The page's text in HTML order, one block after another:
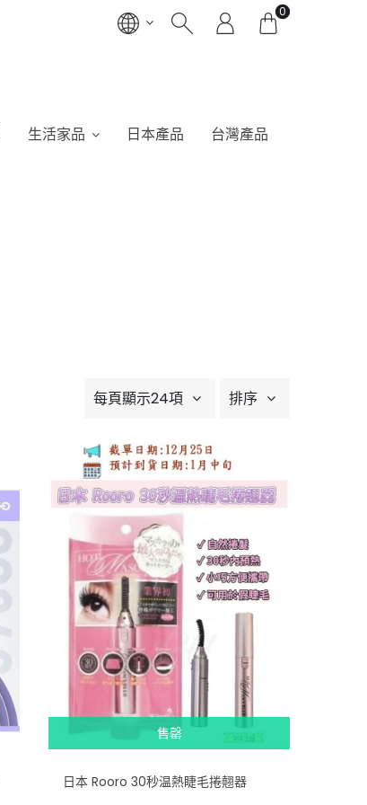
0
生活家品 日本產品
台灣產品
每頁顯示24項 排序
售罄
日本 Rooro 30秒温熱睫毛捲翹器